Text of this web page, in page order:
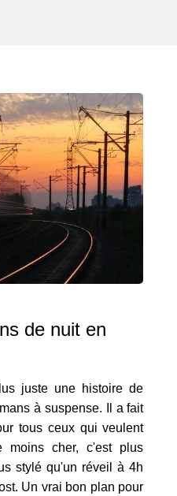
de nuit en
juste une histoire de
à suspense. Il a fait
tous ceux qui veulent
moins cher, c'est plus
stylé qu'un réveil à 4h
Un vrai bon plan pour